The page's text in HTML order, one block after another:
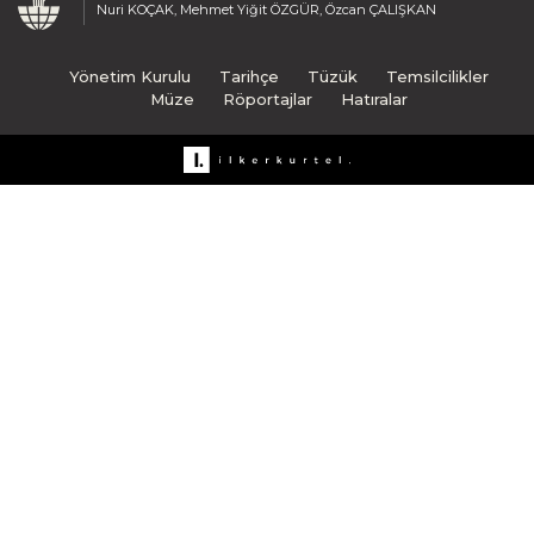
Nuri KOÇAK, Mehmet Yiğit ÖZGÜR, Özcan ÇALIŞKAN
Yönetim Kurulu Tarihçe Tüzük
Temsilcilikler
Müze
Röportajlar Hatıralar